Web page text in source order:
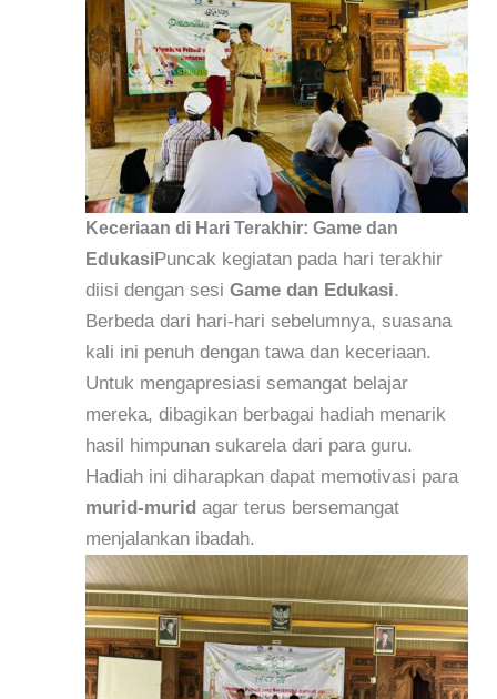
Keceriaan di Hari Terakhir: Game dan
EdukasiPuncak kegiatan pada hari terakhir
diisi dengan sesiGame dan Edukasi.
Berbeda dari hari-hari sebelumnya, suasana
kali ini penuh dengan tawa dan keceriaan.
Untuk mengapresiasi semangat belajar
mereka, dibagikan berbagai hadiah menarik
hasil himpunan sukarela dari para guru.
Hadiah ini diharapkan dapat memotivasi para
murid-murid agar terus bersemangat
menjalankan ibadah.